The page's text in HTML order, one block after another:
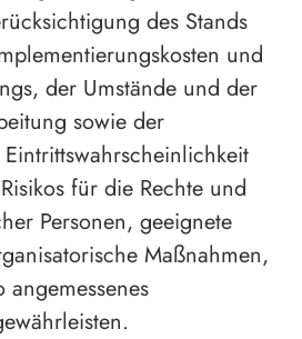
des Stands
und
der Umstände und der
sowie der
für die Rechte und
Personen, geeignete
Maßnahmen,